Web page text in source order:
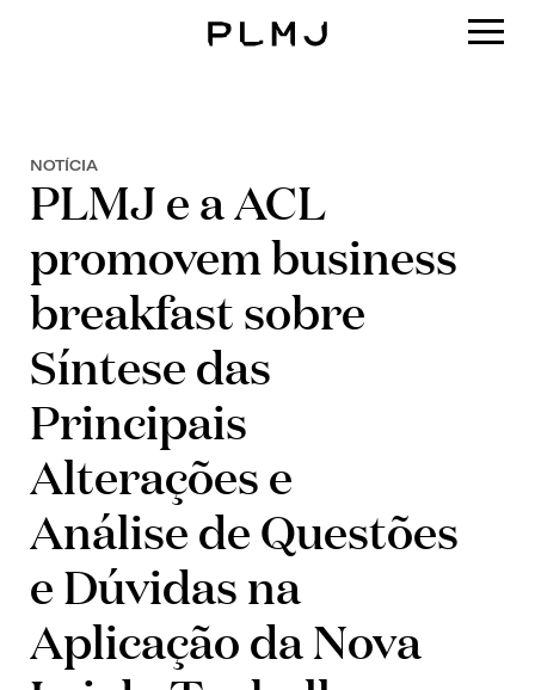
NOTÍCIA
PLMJ e a ACL
promovem business
breakfast sobre
Síntese das
Principais
Alterações e
Análise de Questões
e Dúvidas na
Aplicação da Nova